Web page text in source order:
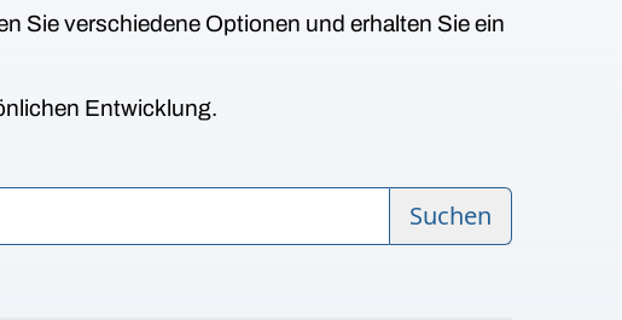
Sie verschiedene Optionen und erhalten Sie ein
Entwicklung.
Suchen